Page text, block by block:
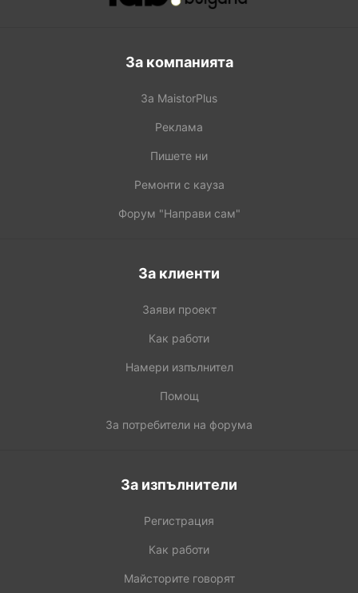
За компанията
За MaistorPlus
Реклама
Пишете ни
Ремонти с кауза
Форум "Направи сам"
За клиенти
Заяви проект
Как работи
Намери изпълнител
Помощ
За потребители на форума
За изпълнители
Регистрация
Как работи
Майсторите говорят